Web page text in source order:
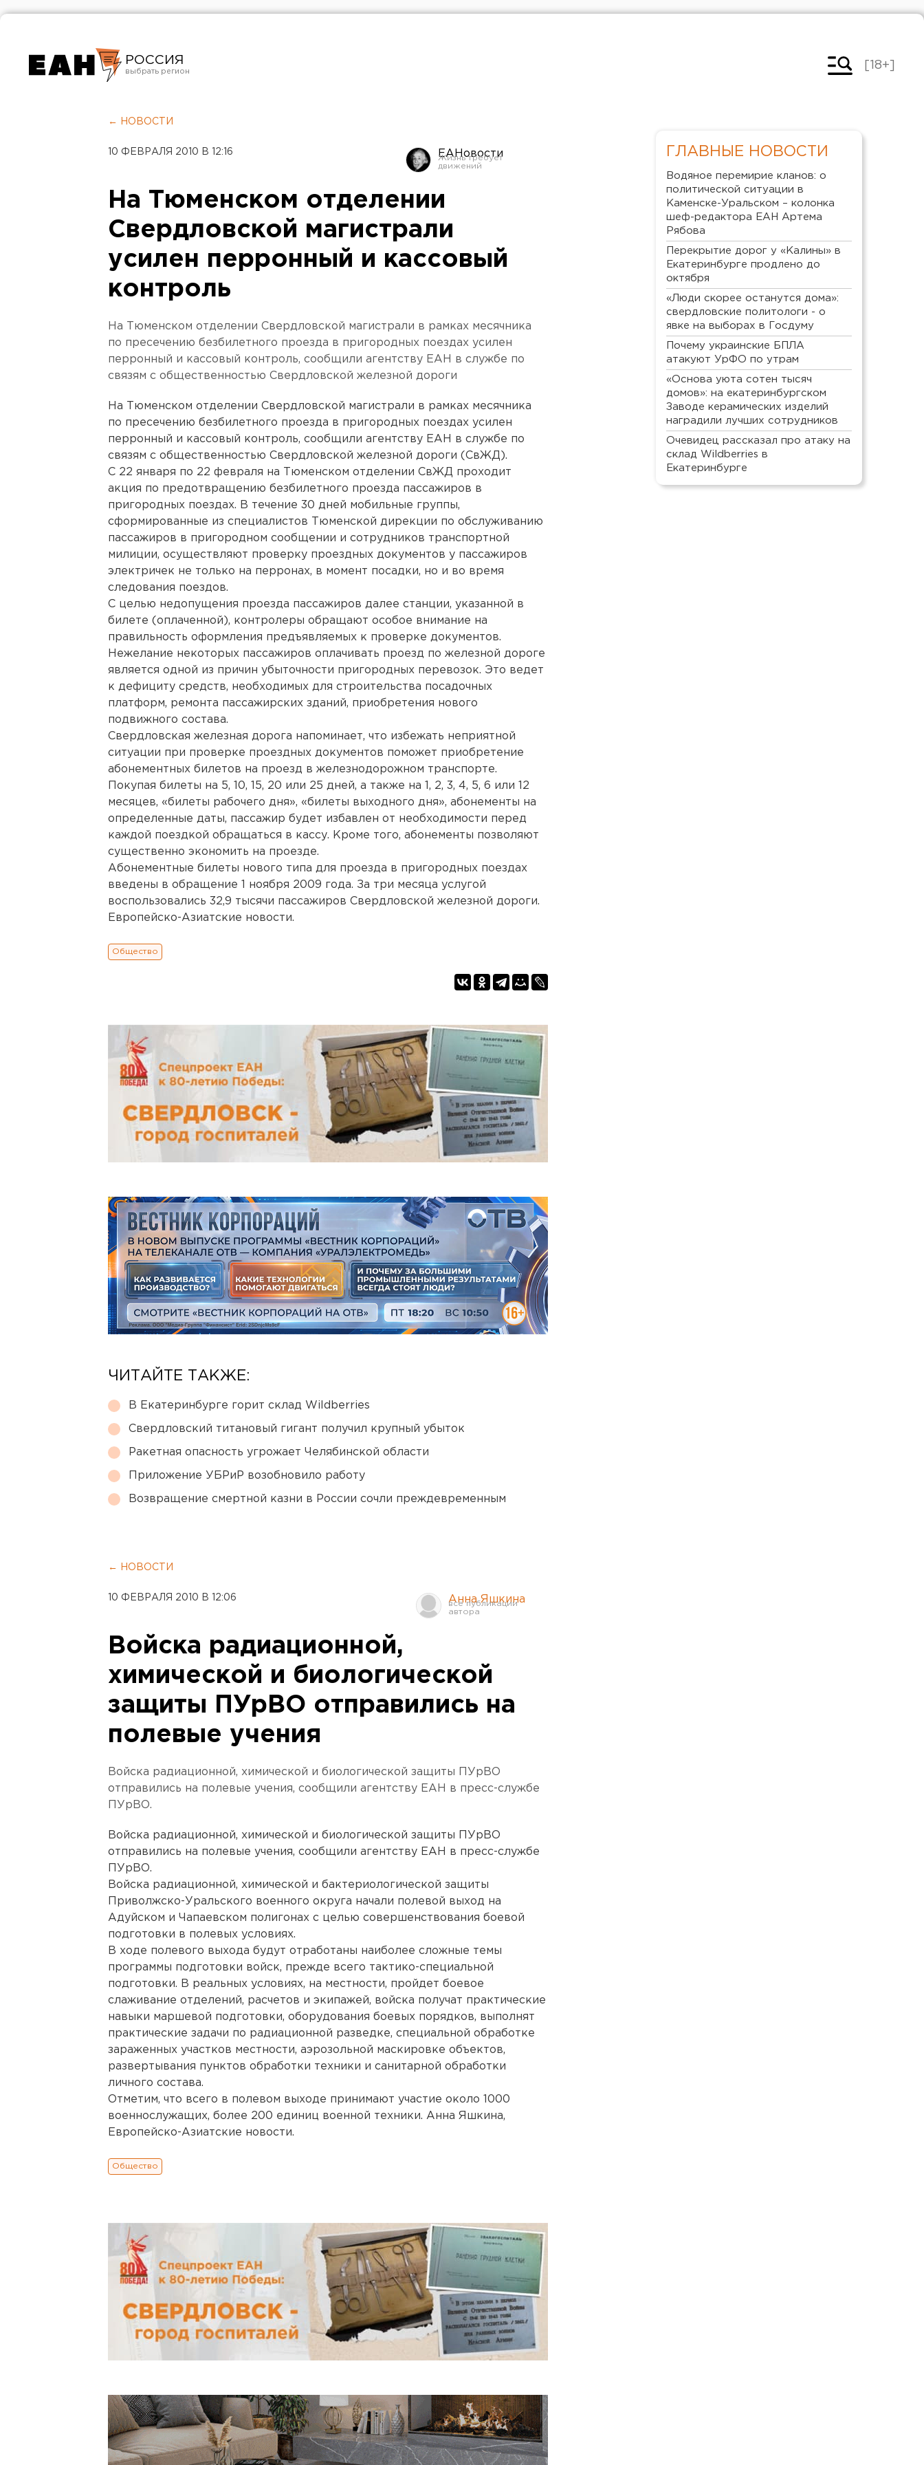
РОССИЯ
Челябинск
[18+]
← НОВОСТИ
10 ФЕВРАЛЯ 2010 В 12:16 ЕАНовости
На Тюменском отделении
Свердловской магистрали
усилен перронный и кассовый
контроль
На Тюменском отделении Свердловской магистрали в рамках месячника
по пресечению безбилетного проезда в пригородных поездах усилен
перронный и кассовый контроль, сообщили агентству ЕАН в службе по
связям с общественностью Свердловской железной дороги
На Тюменском отделении Свердловской магистрали в рамках месячника
по пресечению безбилетного проезда в пригородных поездах усилен
перронный и кассовый контроль, сообщили агентству ЕАН в службе по
связям с общественностью Свердловской железной дороги (СвЖД).
С 22 января по 22 февраля на Тюменском отделении СвЖД проходит
акция по предотвращению безбилетного проезда пассажиров в
пригородных поездах. В течение 30 дней мобильные группы,
сформированные из специалистов Тюменской дирекции по обслуживанию
пассажиров в пригородном сообщении и сотрудников транспортной
милиции, осуществляют проверку проездных документов у пассажиров
электричек не только на перронах, в момент посадки, но и во время
следования поездов.
С целью недопущения проезда пассажиров далее станции, указанной в
билете (оплаченной), контролеры обращают особое внимание на
правильность оформления предъявляемых к проверке документов.
Нежелание некоторых пассажиров оплачивать проезд по железной дороге
является одной из причин убыточности пригородных перевозок. Это ведет
к дефициту средств, необходимых для строительства посадочных
платформ, ремонта пассажирских зданий, приобретения нового
подвижного состава.
Свердловская железная дорога напоминает, что избежать неприятной
ситуации при проверке проездных документов поможет приобретение
абонементных билетов на проезд в железнодорожном транспорте.
Покупая билеты на 5, 10, 15, 20 или 25 дней, а также на 1, 2, 3, 4, 5, 6 или 12
месяцев, «билеты рабочего дня», «билеты выходного дня», абонементы на
определенные даты, пассажир будет избавлен от необходимости перед
каждой поездкой обращаться в кассу. Кроме того, абонементы позволяют
существенно экономить на проезде.
Абонементные билеты нового типа для проезда в пригородных поездах
введены в обращение 1 ноября 2009 года. За три месяца услугой
воспользовались 32,9 тысячи пассажиров Свердловской железной дороги.
Европейско-Азиатские новости.
Общество
ЧИТАЙТЕ ТАКЖЕ:
В Екатеринбурге горит склад Wildberries
Свердловский титановый гигант получил крупный убыток
Ракетная опасность угрожает Челябинской области
Приложение УБРиР возобновило работу
Возвращение смертной казни в России сочли преждевременным
← НОВОСТИ
10 ФЕВРАЛЯ 2010 В 12:06 Анна Яшкина
Войска радиационной,
химической и биологической
защиты ПУрВО отправились на
полевые учения
Войска радиационной, химической и биологической защиты ПУрВО
отправились на полевые учения, сообщили агентству ЕАН в пресс-службе
ПУрВО.
Войска радиационной, химической и биологической защиты ПУрВО
отправились на полевые учения, сообщили агентству ЕАН в пресс-службе
ПУрВО.
Войска радиационной, химической и бактериологической защиты
Приволжско-Уральского военного округа начали полевой выход на
Адуйском и Чапаевском полигонах с целью совершенствования боевой
подготовки в полевых условиях.
В ходе полевого выхода будут отработаны наиболее сложные темы
программы подготовки войск, прежде всего тактико-специальной
подготовки. В реальных условиях, на местности, пройдет боевое
слаживание отделений, расчетов и экипажей, войска получат практические
навыки маршевой подготовки, оборудования боевых порядков, выполнят
практические задачи по радиационной разведке, специальной обработке
зараженных участков местности, аэрозольной маскировке объектов,
развертывания пунктов обработки техники и санитарной обработки
личного состава.
Отметим, что всего в полевом выходе принимают участие около 1000
военнослужащих, более 200 единиц военной техники. Анна Яшкина,
Европейско-Азиатские новости.
Общество
ГЛАВНЫЕ НОВОСТИ
Водяное перемирие кланов: о
политической ситуации в
Каменске-Уральском – колонка
шеф-редактора ЕАН Артема
Рябова
Перекрытие дорог у «Калины» в
Екатеринбурге продлено до
октября
«Люди скорее останутся дома»:
свердловские политологи - о
явке на выборах в Госдуму
Почему украинские БПЛА
атакуют УрФО по утрам
«Основа уюта сотен тысяч
домов»: на екатеринбургском
Заводе керамических изделий
наградили лучших сотрудников
Очевидец рассказал про атаку на
склад Wildberries в
Екатеринбурге